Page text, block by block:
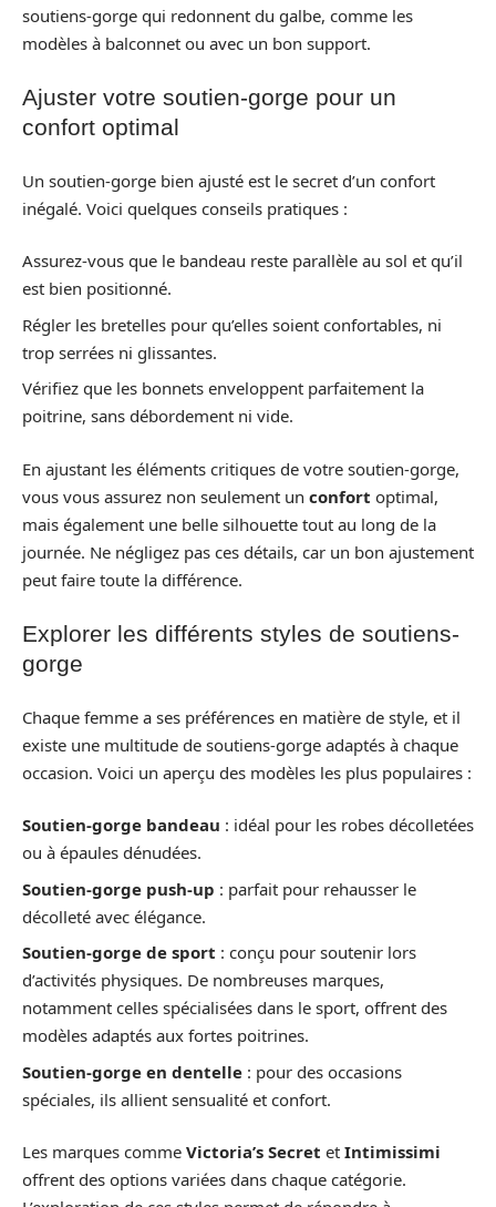
soutiens-gorge qui redonnent du galbe, comme les
modèles à balconnet ou avec un bon support.
Ajuster votre soutien-gorge pour un
confort optimal
Un soutien-gorge bien ajusté est le secret d’un confort
inégalé. Voici quelques conseils pratiques :
Assurez-vous que le bandeau reste parallèle au sol et qu’il
est bien positionné.
Régler les bretelles pour qu’elles soient confortables, ni
trop serrées ni glissantes.
Vérifiez que les bonnets enveloppent parfaitement la
poitrine, sans débordement ni vide.
En ajustant les éléments critiques de votre soutien-gorge,
vous vous assurez non seulement un confort optimal,
mais également une belle silhouette tout au long de la
journée. Ne négligez pas ces détails, car un bon ajustement
peut faire toute la différence.
Explorer les différents styles de soutiens-
gorge
Chaque femme a ses préférences en matière de style, et il
existe une multitude de soutiens-gorge adaptés à chaque
occasion. Voici un aperçu des modèles les plus populaires :
Soutien-gorge bandeau : idéal pour les robes décolletées
ou à épaules dénudées.
Soutien-gorge push-up : parfait pour rehausser le
décolleté avec élégance.
Soutien-gorge de sport : conçu pour soutenir lors
d’activités physiques. De nombreuses marques,
notamment celles spécialisées dans le sport, offrent des
modèles adaptés aux fortes poitrines.
Soutien-gorge en dentelle : pour des occasions
spéciales, ils allient sensualité et confort.
Les marques comme Victoria’s Secret et Intimissimi
offrent des options variées dans chaque catégorie.